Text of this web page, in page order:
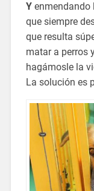
Yenmendando
que siempre
que resulta
matar a perros
hagámosle la
La solución es